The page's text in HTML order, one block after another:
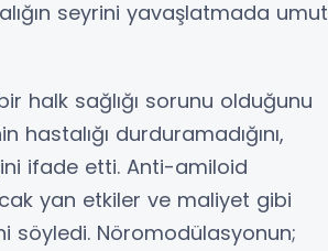
seyrini yavaşlatmada umut
halk sağlığı sorunu olduğunu
durduramadığını,
ifade etti. Anti-amiloid
yan etkiler ve maliyet gibi
söyledi. Nöromodülasyonun;